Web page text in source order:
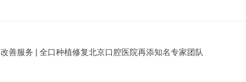
改善服务 | 全口种植修复北京口腔医院再添知名专家团队